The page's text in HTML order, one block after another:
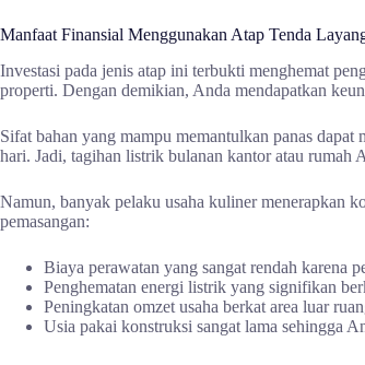
Manfaat Finansial Menggunakan Atap Tenda
Investasi pada jenis atap ini terbukti menghemat
properti. Dengan demikian, Anda mendapatkan
Sifat bahan yang mampu memantulkan panas
hari. Jadi, tagihan listrik bulanan kantor atau rumah
Namun, banyak pelaku usaha kuliner menerapkan
pemasangan:
Biaya perawatan yang sangat rendah karena
Penghematan energi listrik yang signifikan
Peningkatan omzet usaha berkat area luar
Usia pakai konstruksi sangat lama sehingga